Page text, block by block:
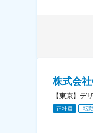
株式会
【東京】デ
正社員 転